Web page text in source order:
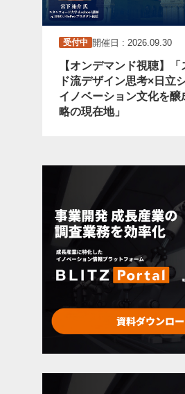
受付中 開催日 : 2026.09.30
【オンデマンド視聴】
ド流デザイン思考×日立
イノベーション文化を醸
略の現在地」